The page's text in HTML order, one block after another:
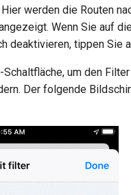
werden die Routen
Wenn Sie auf
deaktivieren, tippen Sie
um den
Der folgende